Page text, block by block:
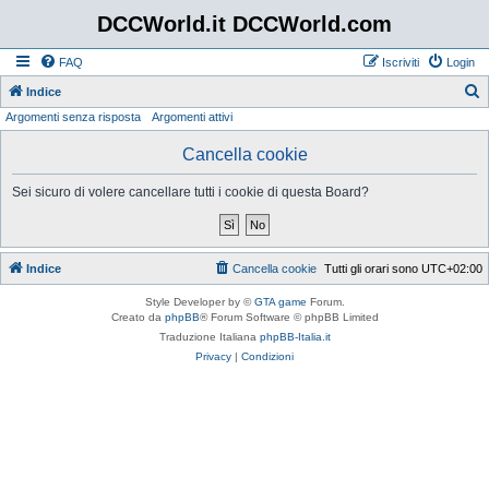
DCCWorld.it DCCWorld.com
FAQ Login
Iscriviti
Indice
Argomenti senza risposta Argomenti attivi
Cancella cookie
Sei sicuro di volere cancellare tutti i cookie di questa Board?
Indice Tutti gli orari sono UTC+02:00
Cancella cookie
Style Developer by ©GTA game Forum.
Creato da phpBB® Forum Software © phpBB Limited
Traduzione Italiana phpBB-Italia.it
Privacy | Condizioni